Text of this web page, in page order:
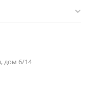
дом 6/14